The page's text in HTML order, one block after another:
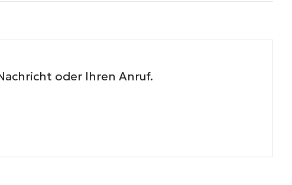
oder Ihren Anruf.